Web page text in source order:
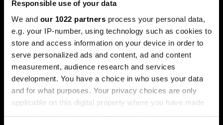
Responsible use of your data
We and our 1022 partners process your personal data,
e.g. your IP-number, using technology such as cookies to
store and access information on your device in order to
serve personalized ads and content, ad and content
measurement, audience research and services
development. You have a choice in who uses your data
and for what purposes. Your privacy choices are only
applicable on this digital property where you have made
your choices. You can change or withdraw your consent
Stižu zaostaci i rast plata,
regresa, toplog obroka i prevoza
za zaposlene na nivou BiH
Drvna industrija BiH izlazi iz
krize, ali oporavak i dalje zavisi
od Evrope